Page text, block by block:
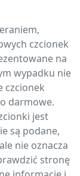
czcionek
na
wypadku nie
czcionek
darmowe.
jest
są podane,
nie oznacza
stronę